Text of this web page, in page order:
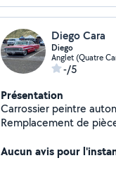
Diego Cara
Diego
Anglet (Quatre
-/5
Présentation
Carrossier peintre
Remplacement de
peinture Disponible sur
Aucun avis pour